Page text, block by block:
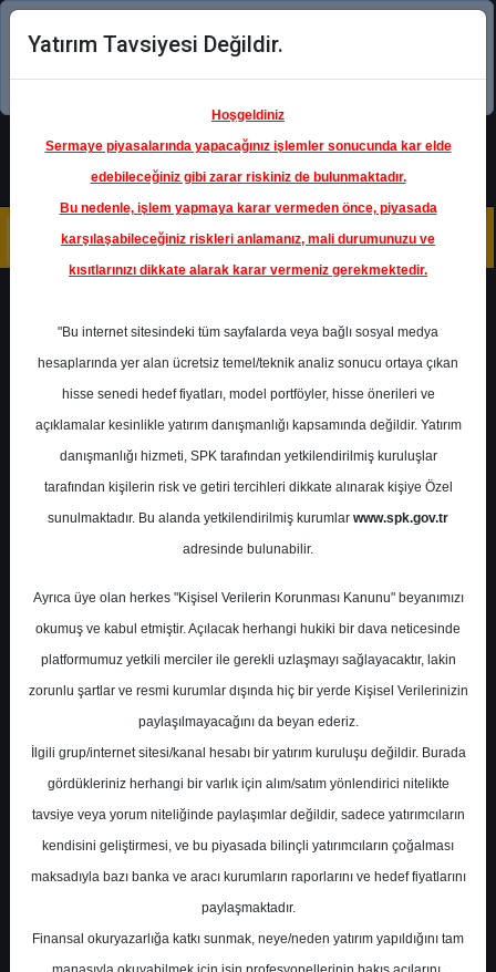
Şimdi uygulamayı indirin!
Ana Sayfa Raporlar
Alnus Yatırım
Rapor Detay
OYAKC - Hedef Fiyat
Alnus Yatırım 08 Mayıs 2026
Alnus Yatırım, OYAKC - OYAK Çimento
için hedef fiyatını 27,59 TL'den 31,59 TL'ye,
tavsiyesini TUT'tan AL'a yükseltti.
Alnus Yatırım, OYAK Çimento için hedef
Yatırım Tavsiyesi Değildir.
Hoşgeldiniz
Sermaye piyasalarında yapacağınız işlemler sonucunda kar elde
edebileceğiniz gibi zarar riskiniz de bulunmaktadır.
Bu nedenle, işlem yapmaya karar vermeden önce, piyasada
karşılaşabileceğiniz riskleri anlamanız, mali durumunuzu ve
kısıtlarınızı dikkate alarak karar vermeniz gerekmektedir.
"Bu internet sitesindeki tüm sayfalarda veya bağlı sosyal medya
hesaplarında yer alan ücretsiz temel/teknik analiz sonucu ortaya çıkan
hisse senedi hedef fiyatları, model portföyler, hisse önerileri ve
açıklamalar kesinlikle yatırım danışmanlığı kapsamında değildir. Yatırım
danışmanlığı hizmeti, SPK tarafından yetkilendirilmiş kuruluşlar
tarafından kişilerin risk ve getiri tercihleri dikkate alınarak kişiye Özel
sunulmaktadır. Bu alanda yetkilendirilmiş kurumlar www.spk.gov.tr
adresinde bulunabilir.
Ayrıca üye olan herkes "Kişisel Verilerin Korunması Kanunu" beyanımızı
okumuş ve kabul etmiştir. Açılacak herhangi hukiki bir dava neticesinde
platformumuz yetkili merciler ile gerekli uzlaşmayı sağlayacaktır, lakin
zorunlu şartlar ve resmi kurumlar dışında hiç bir yerde Kişisel Verilerinizin
paylaşılmayacağını da beyan ederiz.
İlgili grup/internet sitesi/kanal hesabı bir yatırım kuruluşu değildir. Burada
gördükleriniz herhangi bir varlık için alım/satım yönlendirici nitelikte
tavsiye veya yorum niteliğinde paylaşımlar değildir, sadece yatırımcıların
kendisini geliştirmesi, ve bu piyasada bilinçli yatırımcıların çoğalması
maksadıyla bazı banka ve aracı kurumların raporlarını ve hedef fiyatlarını
paylaşmaktadır.
Finansal okuryazarlığa katkı sunmak, neye/neden yatırım yapıldığını tam